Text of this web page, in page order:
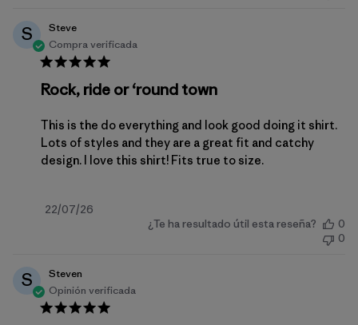
S
Steve
Compra verificada
Rock, ride or ‘round town
This is the do everything and look good doing it shirt.
Lots of styles and they are a great fit and catchy
design. I love this shirt! Fits true to size.
Fecha
22/07/26
¿Te ha resultado útil esta reseña?
0
0
S
Steven
Opinión verificada